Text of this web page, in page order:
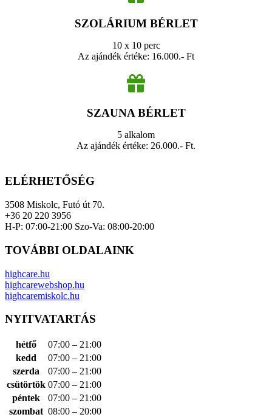
SZOLÁRIUM BÉRLET
10 x 10 perc
Az ajándék értéke: 16.000.- Ft
SZAUNA BÉRLET
5 alkalom
Az ajándék értéke: 26.000.- Ft.
ELÉRHETŐSÉG
3508 Miskolc, Futó út 70.
+36 20 220 3956
H-P: 07:00-21:00 Szo-Va: 08:00-20:00
TOVÁBBI OLDALAINK
highcare.hu
highcarewebshop.hu
highcaremiskolc.hu
NYITVATARTÁS
hétfő
07:00 – 21:00
kedd
07:00 – 21:00
szerda
07:00 – 21:00
csütörtök 07:00 – 21:00
péntek
07:00 – 21:00
szombat 08:00 – 20:00